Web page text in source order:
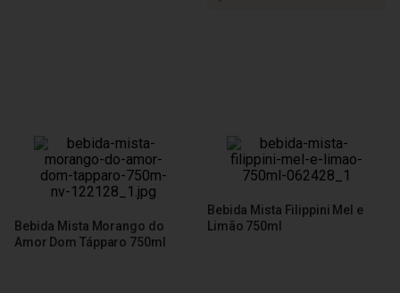
Bebida Mista Morango do
Amor Dom Tápparo 750ml
Bebida Mista Filippini Mel e
Limão 750ml